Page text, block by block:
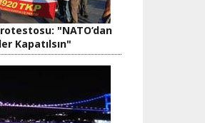
"NATO’dan
Kapatılsın"